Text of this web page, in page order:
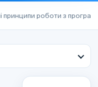
принципи роботи з